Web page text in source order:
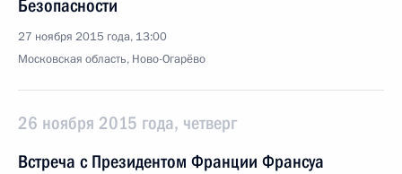
Безопасности
27 ноября 2015 года, 13:00
Московская область, Ново-Огарёво
26 ноября 2015 года, четверг
Встреча с Президентом Франции Франсуа